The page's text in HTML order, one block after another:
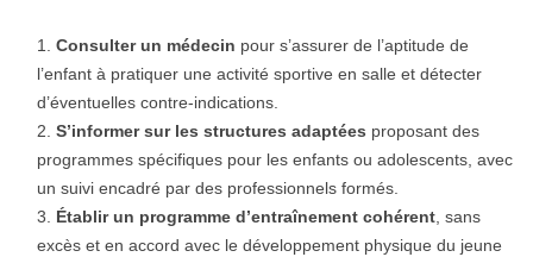
Consulter un médecin pour s’assurer de l’aptitude de
l’enfant à pratiquer une activité sportive en salle et détecter
d’éventuelles contre-indications.
S’informer sur les structures adaptées proposant des
programmes spécifiques pour les enfants ou adolescents, avec
un suivi encadré par des professionnels formés.
Établir un programme d’entraînement cohérent, sans
excès et en accord avec le développement physique du jeune